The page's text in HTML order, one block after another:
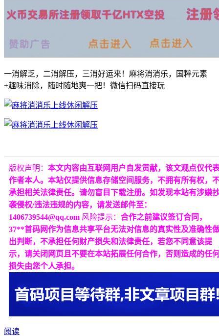
一消解乏，二消解压，三消好运来！麻将消消乐，国粹元素
+趣味消除，随时随地爽一把！微信扫码直接玩
版权声明： 本文内容由互联网用户自发贡献，该文观点仅代
作者本人。本站仅提供信息存储空间服务，不拥有所有权，
承担相关法律责任。请勿盲目下载注册。如发现本站有涉嫌
袭侵权/违法违规的内容，请发送邮件至：
1406739544@qq.com 风险提示： 合作之前建议签订合同，
37**首码网作为信息共享平台无法对信息的真实性及准确性
出判断，不承担任何财产损失和法律责任，若您不同意该提
示，请关闭网页且不要在本站拓展任何合作，否则造成的任
损失由您个人承担。
阅读